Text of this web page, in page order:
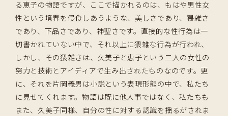
る恵子の物語ですが、ここで描かれるのは、もはや男性女
性という境界を侵食しあうような、美しさであり、猥雑さ
であり、下品さであり、神聖さです。直接的な性行為は一
切書かれていない中で、それ以上に猥雑な行為が行われ、
しかし、その猥雑さは、久美子と恵子という二人の女性の
努力と技術とアイディアで生み出されたものなのです。更
に、それを片岡義男は小説という表現形態の中で、私たち
に見せてくれます。物語は既に他人事ではなく、私たちも
また、久美子同様、自分の性に対する認識を揺るがされま